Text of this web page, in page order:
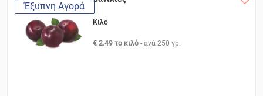
Έξυπνη Αγορά
Κιλό
€ 2.49 το κιλό - ανά250 γρ.